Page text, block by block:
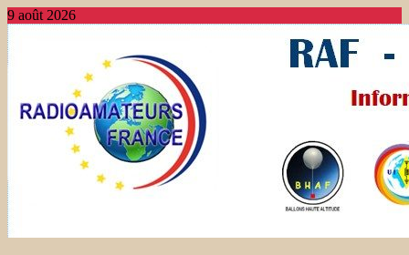
9 août 2026